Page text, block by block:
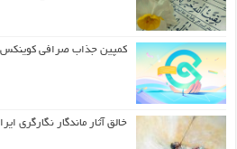
کمپین جذاب صرافی کوینکس
خالق آثار ماندگار نگارگری